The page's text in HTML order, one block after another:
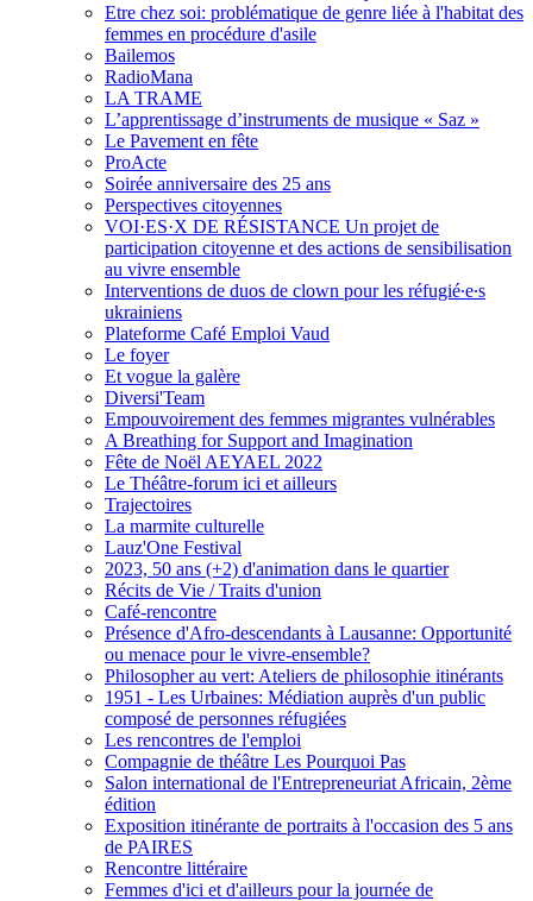
Etre chez soi: problématique de genre liée à l'habitat des
femmes en procédure d'asile
Bailemos
RadioMana
LA TRAME
L’apprentissage d’instruments de musique « Saz »
Le Pavement en fête
ProActe
Soirée anniversaire des 25 ans
Perspectives citoyennes
VOI·ES·X DE RÉSISTANCE Un projet de
participation citoyenne et des actions de sensibilisation
au vivre ensemble
Interventions de duos de clown pour les réfugié∙e∙s
ukrainiens
Plateforme Café Emploi Vaud
Le foyer
Et vogue la galère
Diversi'Team
Empouvoirement des femmes migrantes vulnérables
A Breathing for Support and Imagination
Fête de Noël AEYAEL 2022
Le Théâtre-forum ici et ailleurs
Trajectoires
La marmite culturelle
Lauz'One Festival
2023, 50 ans (+2) d'animation dans le quartier
Récits de Vie / Traits d'union
Café-rencontre
Présence d'Afro-descendants à Lausanne: Opportunité
ou menace pour le vivre-ensemble?
Philosopher au vert: Ateliers de philosophie itinérants
1951 - Les Urbaines: Médiation auprès d'un public
composé de personnes réfugiées
Les rencontres de l'emploi
Compagnie de théâtre Les Pourquoi Pas
Salon international de l'Entrepreneuriat Africain, 2ème
édition
Exposition itinérante de portraits à l'occasion des 5 ans
de PAIRES
Rencontre littéraire
Femmes d'ici et d'ailleurs pour la journée de